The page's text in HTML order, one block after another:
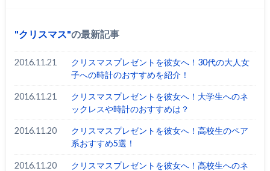
クリスマス の最新記事
2016.11.21
クリスマスプレゼントを彼女へ！30代の大人女
子への時計のおすすめを紹介！
2016.11.21
クリスマスプレゼントを彼女へ！大学生へのネ
ックレスや時計のおすすめは？
2016.11.20
クリスマスプレゼントを彼女へ！高校生のペア
系おすすめ5選！
2016.11.20
クリスマスプレゼントを彼女へ！高校生へのネ